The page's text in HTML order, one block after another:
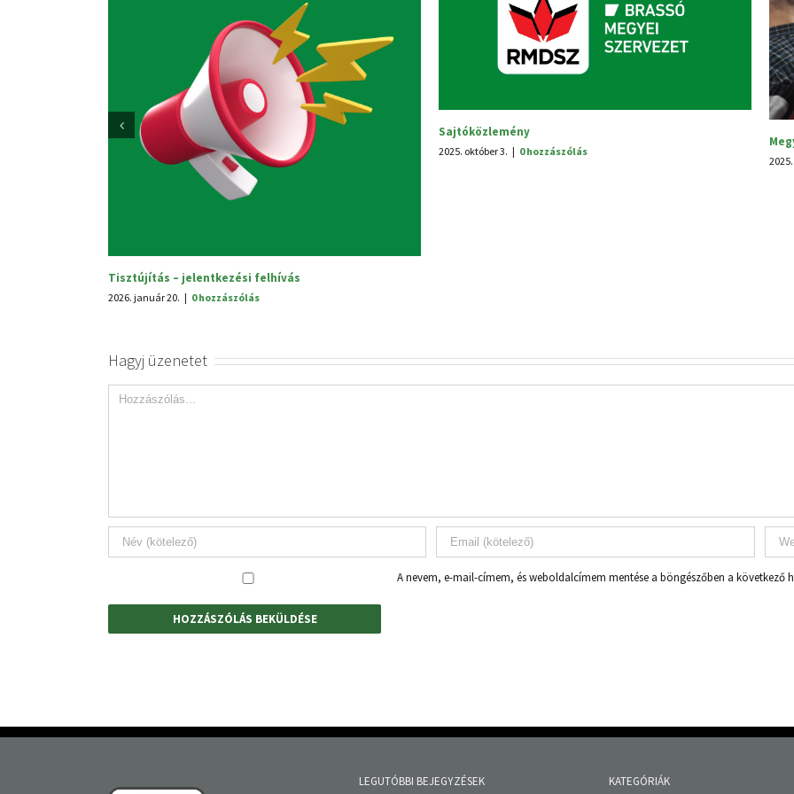
V. Hagyományünnep
2025. június 25. | 0 hozzászólás
Szabadság Ünnep Alsórákoson
2025. június 25. | 0 hozzászólás
Sajtóközlemény Élő közösség